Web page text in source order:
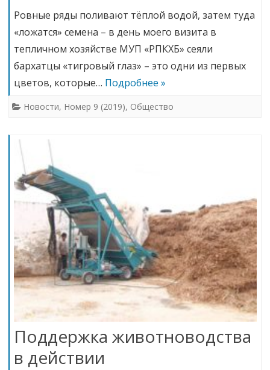
Ровные ряды поливают тёплой водой, затем туда
«ложатся» семена – в день моего визита в
тепличном хозяйстве МУП «РПКХБ» сеяли
бархатцы «тигровый глаз» – это одни из первых
цветов, которые… Подробнее »
Новости, Номер 9 (2019), Общество
Поддержка животноводства
в действии